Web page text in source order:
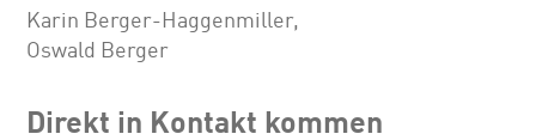
Karin Berger-Haggenmiller,
Oswald Berger
Direkt in Kontakt kommen